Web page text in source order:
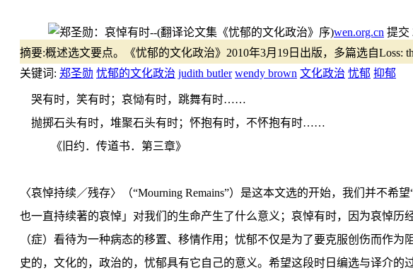
wen.org.cn 提交
摘要:概述选文要点。《忧郁的文化政治》2010年3月19日出版，多篇选自Loss:
关键词: 郑圣勋 忧郁的文化政治 judith butler wendy brown 文化政治 忧郁 抑郁
哭有时，笑有时；哀恸有时，跳舞有时……
抛掷石头有时，堆聚石头有时；怀抱有时，不怀抱有时……
《旧约．传道书．第三章》
〈哀悼持续／残存〉（“Mourning Remains”）是这本文选的开始，我们并不
也一直持续著的哀悼」对我们的生命产生了什么意义；哀悼有时，因为哀悼
（症）看待为一种病态的移置、移情作用；忧郁不仅是为了要克服创伤而作
史的，文化的，政治的，忧郁具有它自己的意义。希望这段时日编选与译介